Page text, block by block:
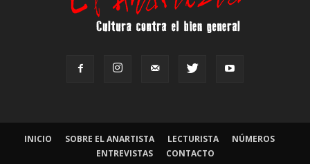
INICIO SOBRE EL ANARTISTA LECTURISTA
NÚMEROS
ENTREVISTAS
CONTACTO